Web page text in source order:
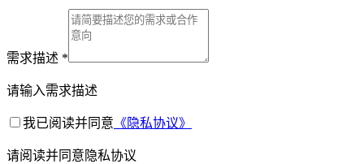
需求描述 *
请输入需求描述
我已阅读并同意 《隐私协议》
请阅读并同意隐私协议